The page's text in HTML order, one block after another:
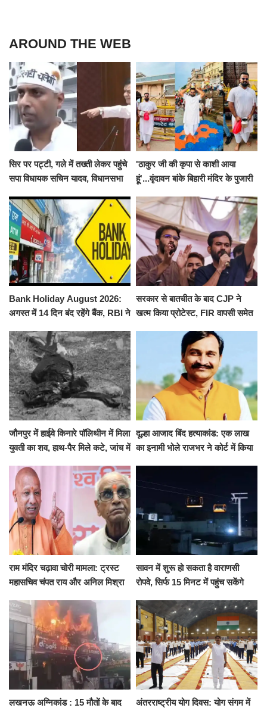
AROUND THE WEB
सिर पर पट्टी, गले में तख्ती लेकर पहुंचे
सपा विधायक सचिन यादव, विधानसभा
निलंबित
'ठाकुर जी की कृपा से काशी आया
हूं'...वृंदावन बांके बिहारी मंदिर के पुजारी
जलाभिषेक
Bank Holiday August 2026:
अगस्त में 14 दिन बंद रहेंगे बैंक, RBI ने
सरकार से बातचीत के बाद CJP ने
खत्म किया प्रोटेस्ट, FIR वापसी समेत
जौनपुर में हाईवे किनारे पॉलिथीन में मिला
युवती का शव, हाथ-पैर मिले कटे, जांच में
दूल्हा आजाद बिंद हत्याकांड: एक लाख
का इनामी भोले राजभर ने कोर्ट में किया
राम मंदिर चढ़ावा चोरी मामला: ट्रस्ट
महासचिव चंपत राय और अनिल मिश्रा
को नहीं...
सावन में शुरू हो सकता है वाराणसी
रोपवे, सिर्फ 15 मिनट में पहुंच सकेंगे
किराया
लखनऊ अग्निकांड : 15 मौतों के बाद
अंतरराष्ट्रीय योग दिवस: योग संगम में